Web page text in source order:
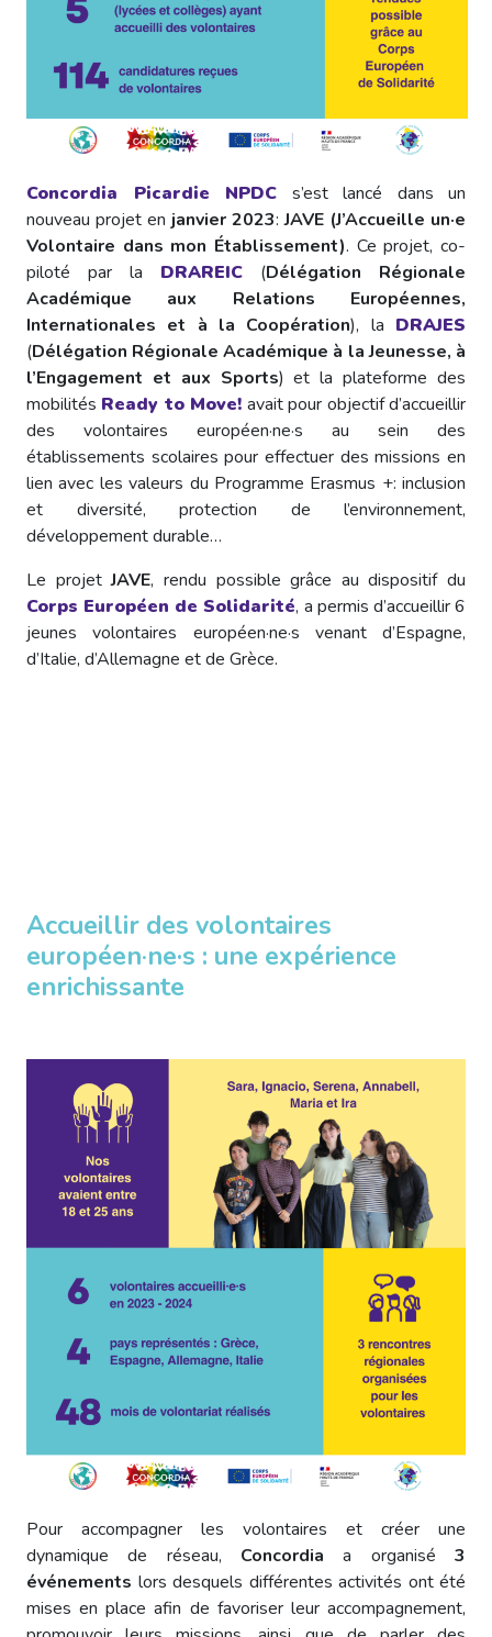
Concordia Picardie NPDC s’est lancé dans un
nouveau projet en janvier 2023:JAVE (J’Accueille un·e
Volontaire dans mon Établissement). Ce projet, co-
piloté par la DRAREIC (Délégation Régionale
Académique aux Relations Européennes,
Internationales et à la Coopération), la DRAJES
(Délégation Régionale Académique à la Jeunesse, à
l’Engagement et aux Sports) et la plateforme des
mobilités Ready to Move! avait pour objectif d’accueillir
des volontaires européen·ne·s au sein des
établissements scolaires pour effectuer des missions en
lien avec les valeurs du Programme Erasmus +: inclusion
et diversité, protection de l’environnement,
développement durable…
Le projetJAVE, rendu possible grâce au dispositif du
Corps Européen de Solidarité, a permis d’accueillir 6
jeunes volontaires européen·ne·s venant d’Espagne,
d’Italie, d’Allemagne et de Grèce.
Accueillir des volontaires
européen·ne·s : une expérience
enrichissante
Pour accompagner les volontaires et créer une
dynamique de réseau, Concordia a organisé 3
événements lors desquels différentes activités ont été
mises en place afin de favoriser leur accompagnement,